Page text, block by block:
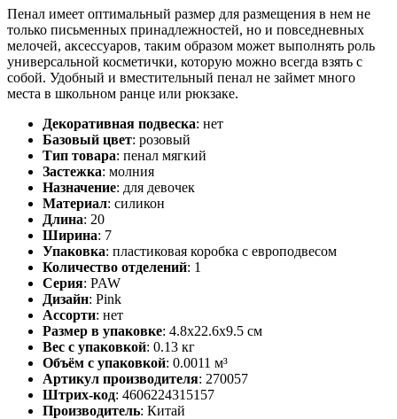
Пенал имеет оптимальный размер для размещения в нем не
только письменных принадлежностей, но и повседневных
мелочей, аксессуаров, таким образом может выполнять роль
универсальной косметички, которую можно всегда взять с
собой. Удобный и вместительный пенал не займет много
места в школьном ранце или рюкзаке.
Декоративная подвеска: нет
Базовый цвет: розовый
Тип товара: пенал мягкий
Застежка: молния
Назначение: для девочек
Материал: силикон
Длина: 20
Ширина: 7
Упаковка: пластиковая коробка с европодвесом
Количество отделений: 1
Серия: PAW
Дизайн: Pink
Ассорти: нет
Размер в упаковке: 4.8x22.6x9.5 см
Вес с упаковкой: 0.13 кг
Объём с упаковкой: 0.0011 м³
Артикул производителя: 270057
Штрих-код: 4606224315157
Производитель: Китай